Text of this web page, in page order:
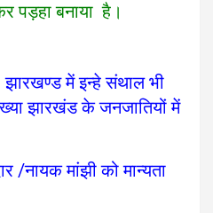
पड़हा बनाया है।
झारखण्ड में इन्हे संथाल भी
झारखंड के जनजातियों में
नायक मांझी को मान्यता